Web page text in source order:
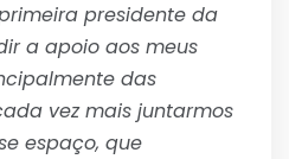
presidente da
a apoio aos meus
das
vez mais juntarmos
espaço, que